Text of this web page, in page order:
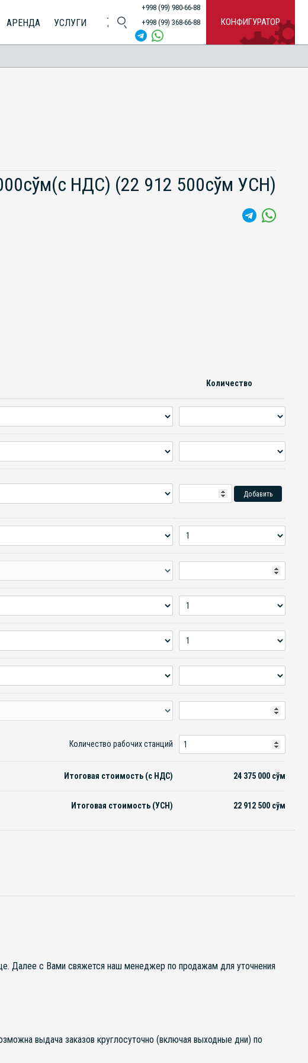
КОНФИГУРАТОР
+998 (99) 980-66-88
+998 (99) 368-66-88
АРЕНДА УСЛУГИ
НДС) (22 912 500сўм УСН)
Количество
Добавить
Количество рабочих станций
Итоговая стоимость (с НДС) 24 375 000 сўм
Итоговая стоимость (УСН) 22 912 500 сўм
Далее с Вами свяжется наш менеджер по продажам для уточнения
выдача заказов круглосуточно (включая выходные дни) по